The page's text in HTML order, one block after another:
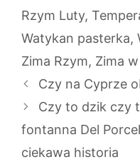
Rzym Luty,
Watykan pasterka,
Zima Rzym, Zima
Czy na Cyprze
Czy to dzik czy
fontanna Del
ciekawa historia